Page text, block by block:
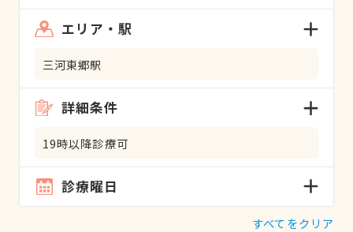
エリア・駅
三河東郷駅
詳細条件
19時以降診療可
診療曜日
すべてをクリア